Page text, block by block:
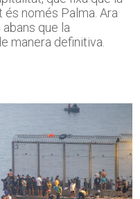
només Palma. Ara
que la
manera definitiva.